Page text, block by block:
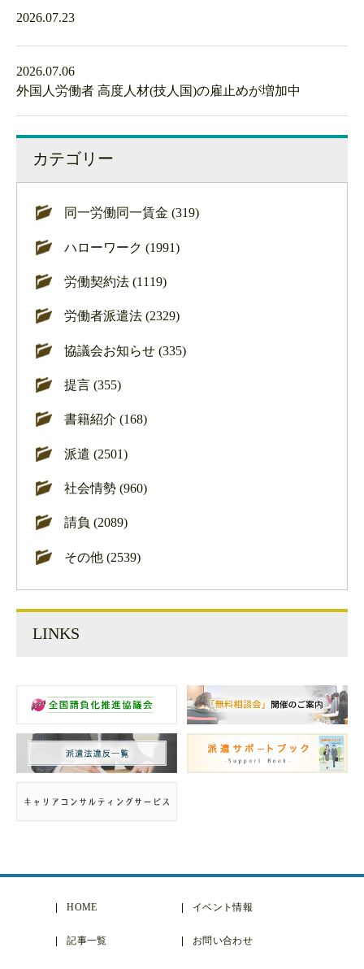
2026.07.23
2026.07.06
外国人労働者 高度人材(技人国)の雇止めが増加中
カテゴリー
同一労働同一賃金 (319)
ハローワーク (1991)
労働契約法 (1119)
労働者派遣法 (2329)
協議会お知らせ (335)
提言 (355)
書籍紹介 (168)
派遣 (2501)
社会情勢 (960)
請負 (2089)
その他 (2539)
LINKS
HOME イベント情報
記事一覧 お問い合わせ